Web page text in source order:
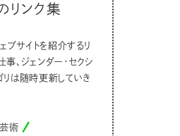
リンク集
ブサイトを紹介するリ
事、ジェンダー・セクシ
リは随時更新していき
術